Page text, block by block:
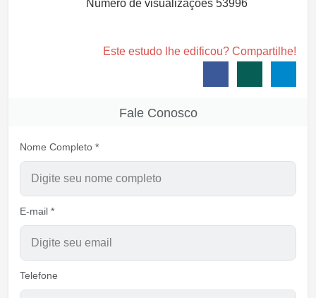
Número de visualizações 53996
Este estudo lhe edificou? Compartilhe!
Fale Conosco
Nome Completo *
E-mail *
Telefone